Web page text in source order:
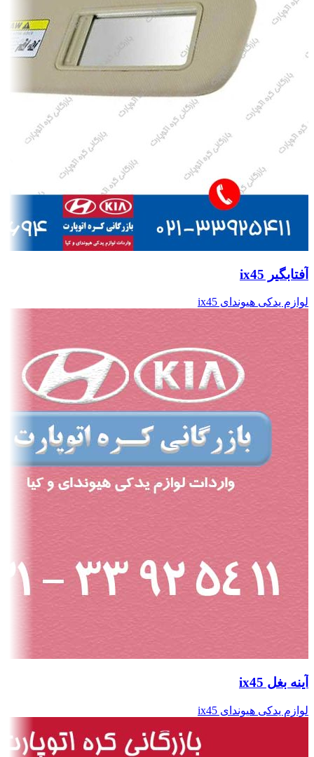
آفتابگیر ix45
لوازم یدکی هیوندای ix45
آینه بغل ix45
لوازم یدکی هیوندای ix45